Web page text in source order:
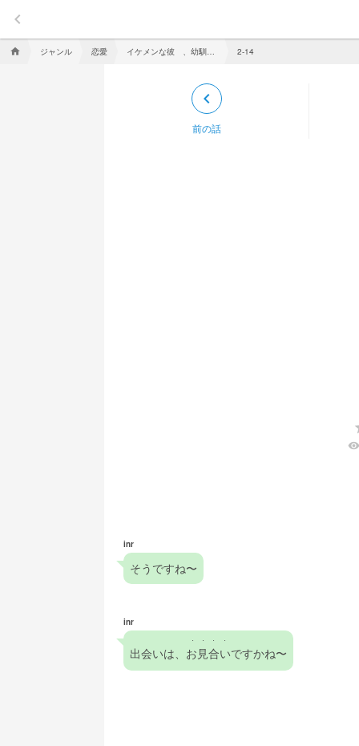
keyboard_arrow_left
home ジャンル 恋愛 2-14
keyboard_arrow_left
前の話
visibility
inr
そうですね〜
inr
出会いは、 お見合い
・・・・
ですかね〜